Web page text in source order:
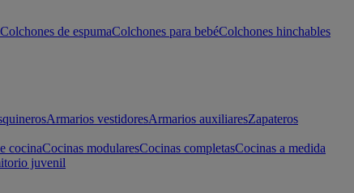
Colchones de espumaColchones para bebéColchones hinchables
Armarios vestidoresArmarios auxiliaresZapateros
cocinaCocinas modularesCocinas completasCocinas a medida
juvenil